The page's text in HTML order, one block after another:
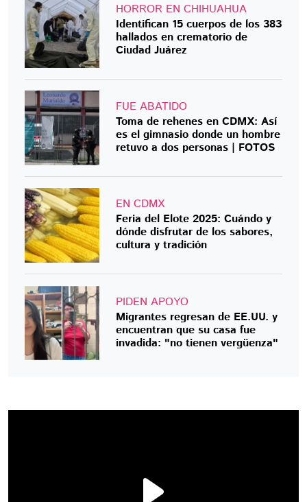
HORROR EN CHIHUAHUA
Identifican 15 cuerpos de los 383
hallados en crematorio de
Ciudad Juárez
FUE ABATIDO
Toma de rehenes en CDMX: Así
es el gimnasio donde un hombre
retuvo a dos personas | FOTOS
EN CDMX
Feria del Elote 2025: Cuándo y
dónde disfrutar de los sabores,
cultura y tradición
PIDEN APOYO
Migrantes regresan de EE.UU. y
encuentran que su casa fue
invadida: "no tienen vergüenza"